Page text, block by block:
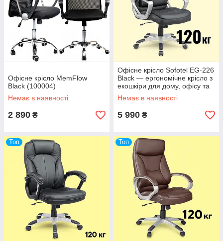
Офісне крісло MemFlow
Black (100004)
Немає в наявності
2 890 ₴
Офісне крісло Sofotel EG-226
Black — ергономічне крісло з
екошкіри для дому, офісу та
кабінету керівника
Немає в наявності
5 990 ₴
Топ Топ